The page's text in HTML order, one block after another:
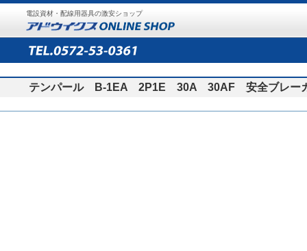
電設資材・配線用器具の激安ショップ
テンパール B-1EA 2P1E 30A 30AF 安全ブレー